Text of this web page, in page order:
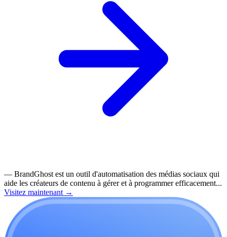
— BrandGhost est un outil d'automatisation des médias sociaux qui
aide les créateurs de contenu à gérer et à programmer efficacement...
Visitez maintenant →